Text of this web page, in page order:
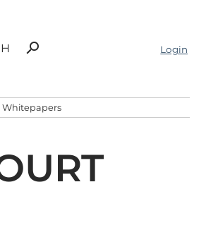
Ricerca
search Login
Whitepapers